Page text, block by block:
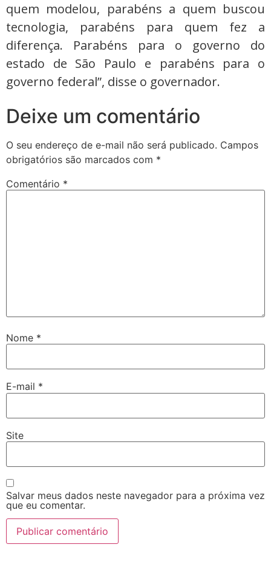
quem modelou, parabéns a quem buscou
tecnologia, parabéns para quem fez a
diferença. Parabéns para o governo do
estado de São Paulo e parabéns para o
governo federal”, disse o governador.
Deixe um comentário
O seu endereço de e-mail não será publicado. Campos
obrigatórios são marcados com *
Comentário *
Nome *
E-mail *
Site
Salvar meus dados neste navegador para a próxima vez
que eu comentar.